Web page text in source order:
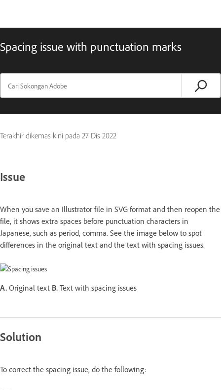
Spacing issue with punctuation marks
Terakhir dikemas kini pada 27 Dis 2022
Issue
When you save an Illustrator file in SVG format and then reopen the
file, it shows extra spaces before punctuation characters in
Japanese, such as period, comma. See the image below to spot
differences in the original text and the text with spacing issues.
A. Original text B. Text with spacing issues
Solution
To correct the spacing issue, do the following: